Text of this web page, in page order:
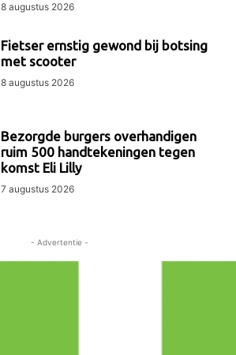
8 augustus 2026
Fietser ernstig gewond bij botsing
met scooter
8 augustus 2026
Bezorgde burgers overhandigen
ruim 500 handtekeningen tegen
komst Eli Lilly
7 augustus 2026
- Advertentie -